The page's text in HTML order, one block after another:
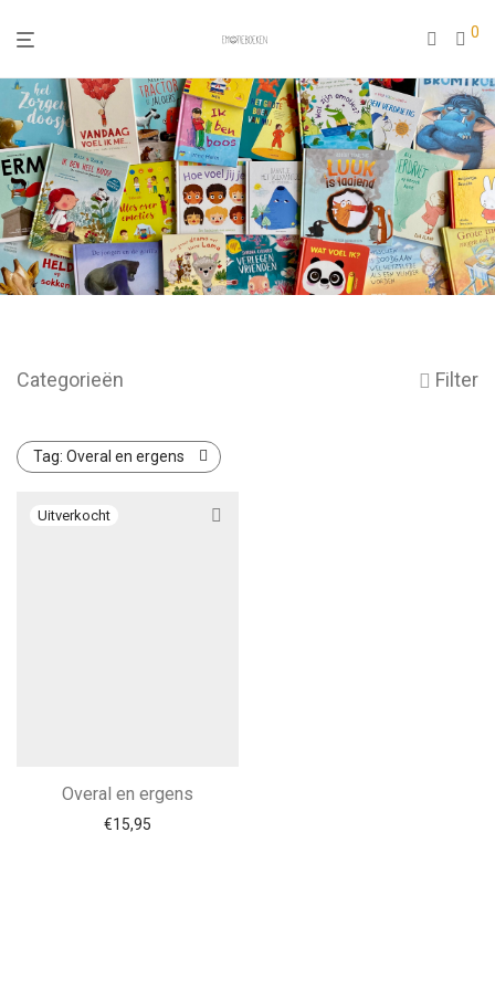
0
Categorieën Filter
Tag: Overal en ergens
Overal en ergens
€15,95